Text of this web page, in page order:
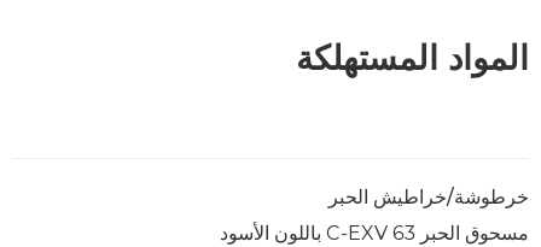
المواد المستهلكة
خرطوشة/خراطيش الحبر
مسحوق الحبر C-EXV 63 باللون الأسود